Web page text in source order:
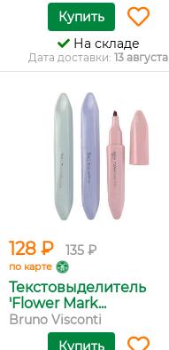
Купить
На складе
Дата доставки: 13 августа
128 ₽ 135 ₽
по карте
Текстовыделитель
'Flower Mark...
Bruno Visconti
Купить